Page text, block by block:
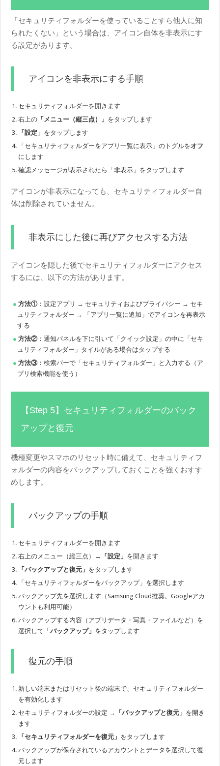
「セキュリティフォルダーを使っていることすら他人に知
られたくない」という場合は、アイコン自体を非表示にす
る設定があります。
アイコンを非表示にする手順
セキュリティフォルダーを開きます
右上の 「メニュー（縦三点）」 をタップします
「設定」 をタップします
「セキュリティフォルダーをアプリ一覧に表示」のトグルをオフ
にします
確認メッセージが表示されたら「非表示」をタップします
アイコンが非表示になっても、セキュリティフォルダー自
体は削除されていません。
非表示にした後に再びアクセスする方法
アイコンを隠した後でセキュリティフォルダーにアクセス
するには、以下の方法があります。
方法① ：設定アプリ → セキュリティおよびプライバシー → セキ
ュリティフォルダー → 「アプリ一覧に追加」でアイコンを再表示
する
方法② ：通知パネルを下に引いて「クイック設定」の中に「セキ
ュリティフォルダー」タイルがある場合はタップする
方法③ ：検索バーで「セキュリティフォルダー」と入力する（ア
プリ検索機能を使う）
【Step 5】セキュリティフォルダーのバック
アップと復元
機種変更やスマホのリセット時に備えて、セキュリティフ
ォルダーの内容をバックアップしておくことを強くおすす
めします。
バックアップの手順
セキュリティフォルダーを開きます
右上のメニュー（縦三点）→ 「設定」 を開きます
「バックアップと復元」 をタップします
「セキュリティフォルダーをバックアップ」を選択します
バックアップ先を選択します（Samsung Cloud推奨。Googleアカ
ウントも利用可能）
バックアップする内容（アプリデータ・写真・ファイルなど）を
選択して 「バックアップ」 をタップします
復元の手順
新しい端末またはリセット後の端末で、セキュリティフォルダー
を有効化します
セキュリティフォルダーの設定 → 「バックアップと復元」 を開き
ます
「セキュリティフォルダーを復元」 をタップします
バックアップが保存されているアカウントとデータを選択して復
元します